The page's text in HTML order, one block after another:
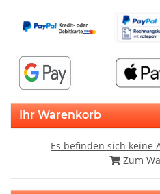
Ihr Warenkorb
Es befinden sich keine
Zum